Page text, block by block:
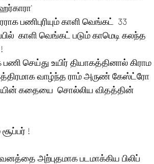
பணிபுரியும் காளி வெங்கட்  33
காளி வெங்கட் படும் காமெடி கலந்த
செய்து உயிர் தியாகத்தினால் கிராம
வாழ்ந்த ராம் அருண் கேஸ்ட்ரோ
கதையை  சொல்லிய விதத்தின்
!
அற்புதமாக படமாக்கிய பிலிப்